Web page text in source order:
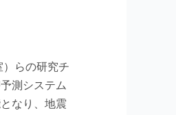
らの研究チ
測システム
なり、地震